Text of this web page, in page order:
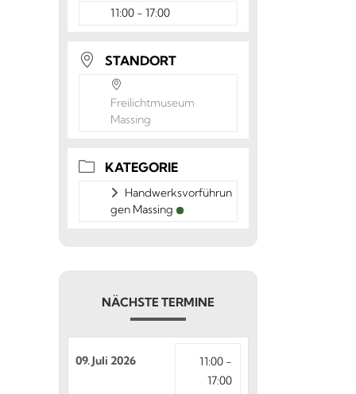
11:00 - 17:00
STANDORT
Freilichtmuseum
Massing
KATEGORIE
Handwerksvorführun
gen Massing
NÄCHSTE TERMINE
09. Juli 2026
11:00 -
17:00